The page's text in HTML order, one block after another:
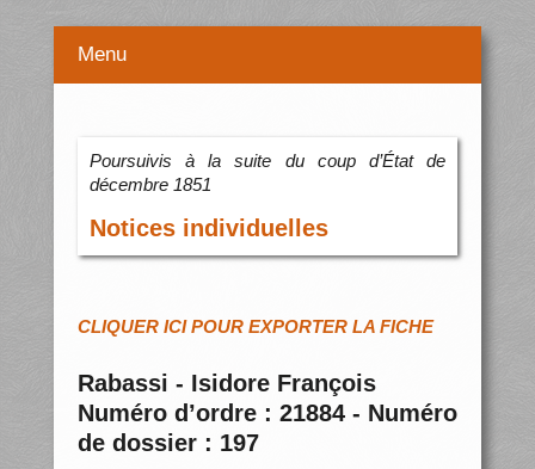
Menu
Poursuivis à la suite du coup d’État de
décembre 1851
Notices individuelles
CLIQUER ICI POUR EXPORTER LA FICHE
Rabassi - Isidore François
Numéro d’ordre : 21884 - Numéro
de dossier : 197